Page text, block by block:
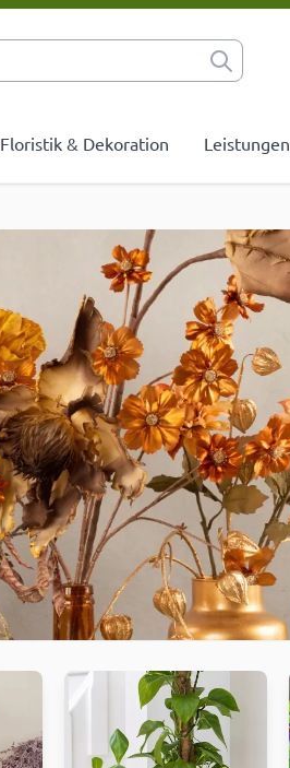
Floristik & Dekoration Leistungen